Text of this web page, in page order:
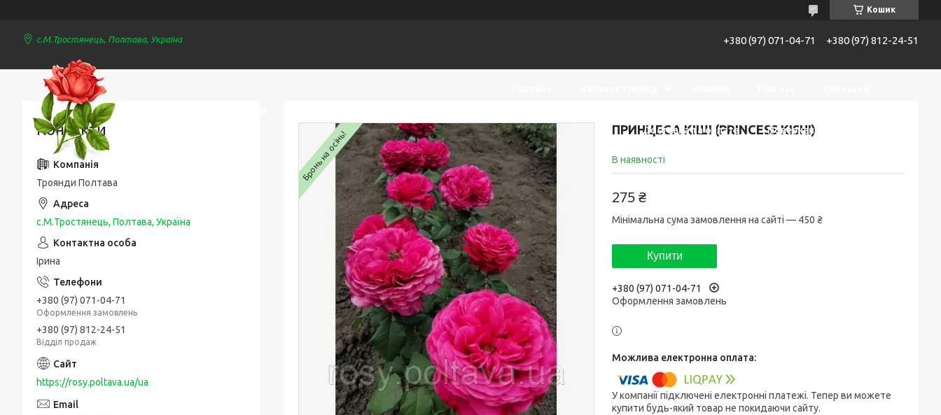
Кошик
с.М.Тростянець, Полтава, Україна +380 (97) 071-04-71 +380 (97) 812-24-51
Доставка та оплата Повернення та обмін
ПРИНЦЕСА КІШІ (PRINCESS KISHI)
В наявності
275 ₴
Мінімальна сума замовлення на сайті — 450 ₴
Купити
+380 (97) 071-04-71
Оформлення замовлень
У компанії підключені електронні платежі. Тепер ви можете
купити будь-який товар не покидаючи сайту.
Бронь на осінь!
Контакти
Троянди Полтава
с.М.Тростянець, Полтава, Україна
Ірина
+380 (97) 071-04-71
Оформлення замовлень
+380 (97) 812-24-51
Відділ продаж
https://rosy.poltava.ua/ua